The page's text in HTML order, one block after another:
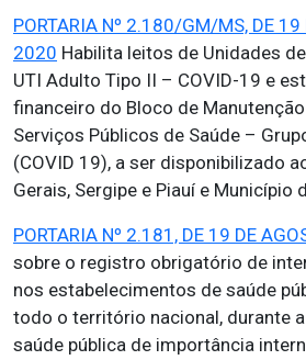
PORTARIA Nº 2.180/GM/MS, DE 19
2020 Habilita leitos de Unidades
UTI Adulto Tipo II – COVID-19 e
financeiro do Bloco de
Serviços Públicos de Saúde –
(COVID 19), a ser disponibilizado
Gerais, Sergipe e Piauí e Município
PORTARIA Nº 2.181, DE 19 DE
sobre o registro obrigatório de
nos estabelecimentos de saúde
todo o território nacional, durante
saúde pública de importância